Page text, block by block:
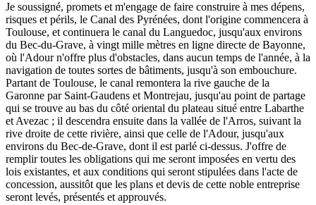
Je soussigné, promets et m'engage de faire construire à mes dépens,
risques et périls, le Canal des Pyrénées, dont l'origine commencera à
Toulouse, et continuera le canal du Languedoc, jusqu'aux environs
du Bec-du-Grave, à vingt mille mètres en ligne directe de Bayonne,
où l'Adour n'offre plus d'obstacles, dans aucun temps de l'année, à la
navigation de toutes sortes de bâtiments, jusqu'à son embouchure.
Partant de Toulouse, le canal remontera la rive gauche de la
Garonne par Saint-Gaudens et Montrejau, jusqu'au point de partage
qui se trouve au bas du côté oriental du plateau situé entre Labarthe
et Avezac ; il descendra ensuite dans la vallée de l'Arros, suivant la
rive droite de cette rivière, ainsi que celle de l'Adour, jusqu'aux
environs du Bec-de-Grave, dont il est parlé ci-dessus. J'offre de
remplir toutes les obligations qui me seront imposées en vertu des
lois existantes, et aux conditions qui seront stipulées dans l'acte de
concession, aussitôt que les plans et devis de cette noble entreprise
seront levés, présentés et approuvés.